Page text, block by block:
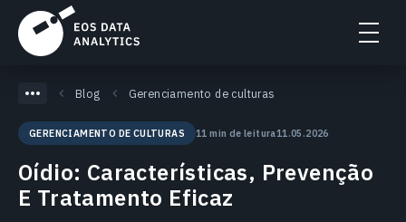
Blog Gerenciamento de culturas
GERENCIAMENTO DE CULTURAS 11 min de leitura11.05.2026
Oídio: Características, Prevenção
E Tratamento Eficaz